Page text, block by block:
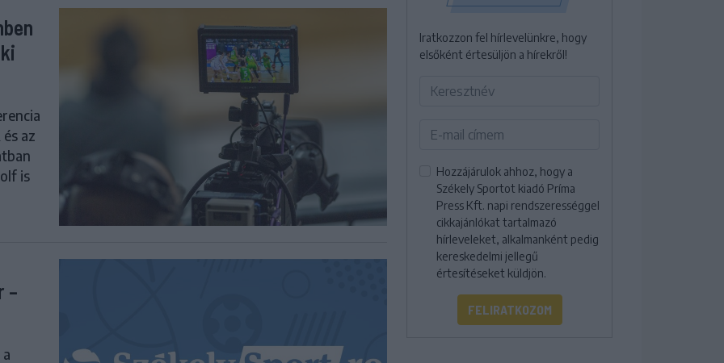
az
is
–
Iratkozzon fel hírlevelünkre, hogy
elsőként értesüljön a hírekről!
Hozzájárulok ahhoz, hogy a
Székely Sportot kiadó Príma
Press Kft. napi rendszerességgel
cikkajánlókat tartalmazó
hírleveleket, alkalmanként pedig
kereskedelmi jellegű
értesítéseket küldjön.
FELIRATKOZOM